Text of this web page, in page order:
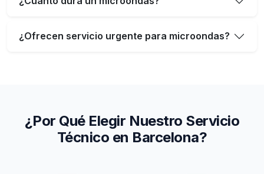
¿Ofrecen servicio urgente para microondas?
¿Por Qué Elegir Nuestro Servicio
Técnico en Barcelona?